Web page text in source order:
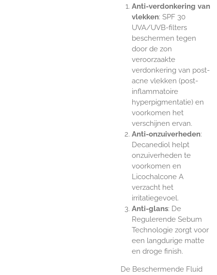
Anti-verdonkering van
vlekken: SPF 30
UVA/UVB-filters
beschermen tegen
door de zon
veroorzaakte
verdonkering van post-
acne vlekken (post-
inflammatoire
hyperpigmentatie) en
voorkomen het
verschijnen ervan.
Anti-onzuiverheden:
Decanediol helpt
onzuiverheden te
voorkomen en
Licochalcone A
verzacht het
irritatiegevoel.
Anti-glans: De
Regulerende Sebum
Technologie zorgt voor
een langdurige matte
en droge finish.
De Beschermende Fluid